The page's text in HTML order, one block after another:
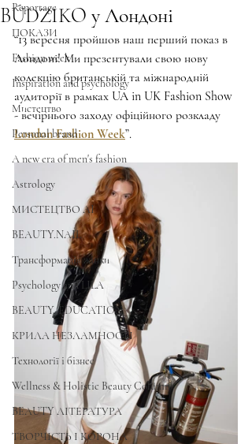
Reportage
ПОКАЗИ
Fashion week
Inspiration and psychology
Мистецтво
Personal brand
A new era of men's fashion
Astrology
МИСТЕЦТВО AI
BEAUTY.NAIL
Трансформація жінки
Psychology and LILA
BEAUTY. EDUCATION
КРИЛА НЕЗЛАМНОСТІ
Технології і бізнес
Wellness & Holistic Beauty Column
BEAUTY ЛІТЕРАТУРА
ТВОРЧІСТЬ І КОРОНА
BÚDZIKO у Лондоні
“13 вересня пройшов наш перший показ в
Лондоні! Ми презентували свою нову
колекцію британській та міжнародній
аудиторії в рамках UA in UK Fashion Show
- вечірнього заходу офіційного розкладу
London Fashion Week”.